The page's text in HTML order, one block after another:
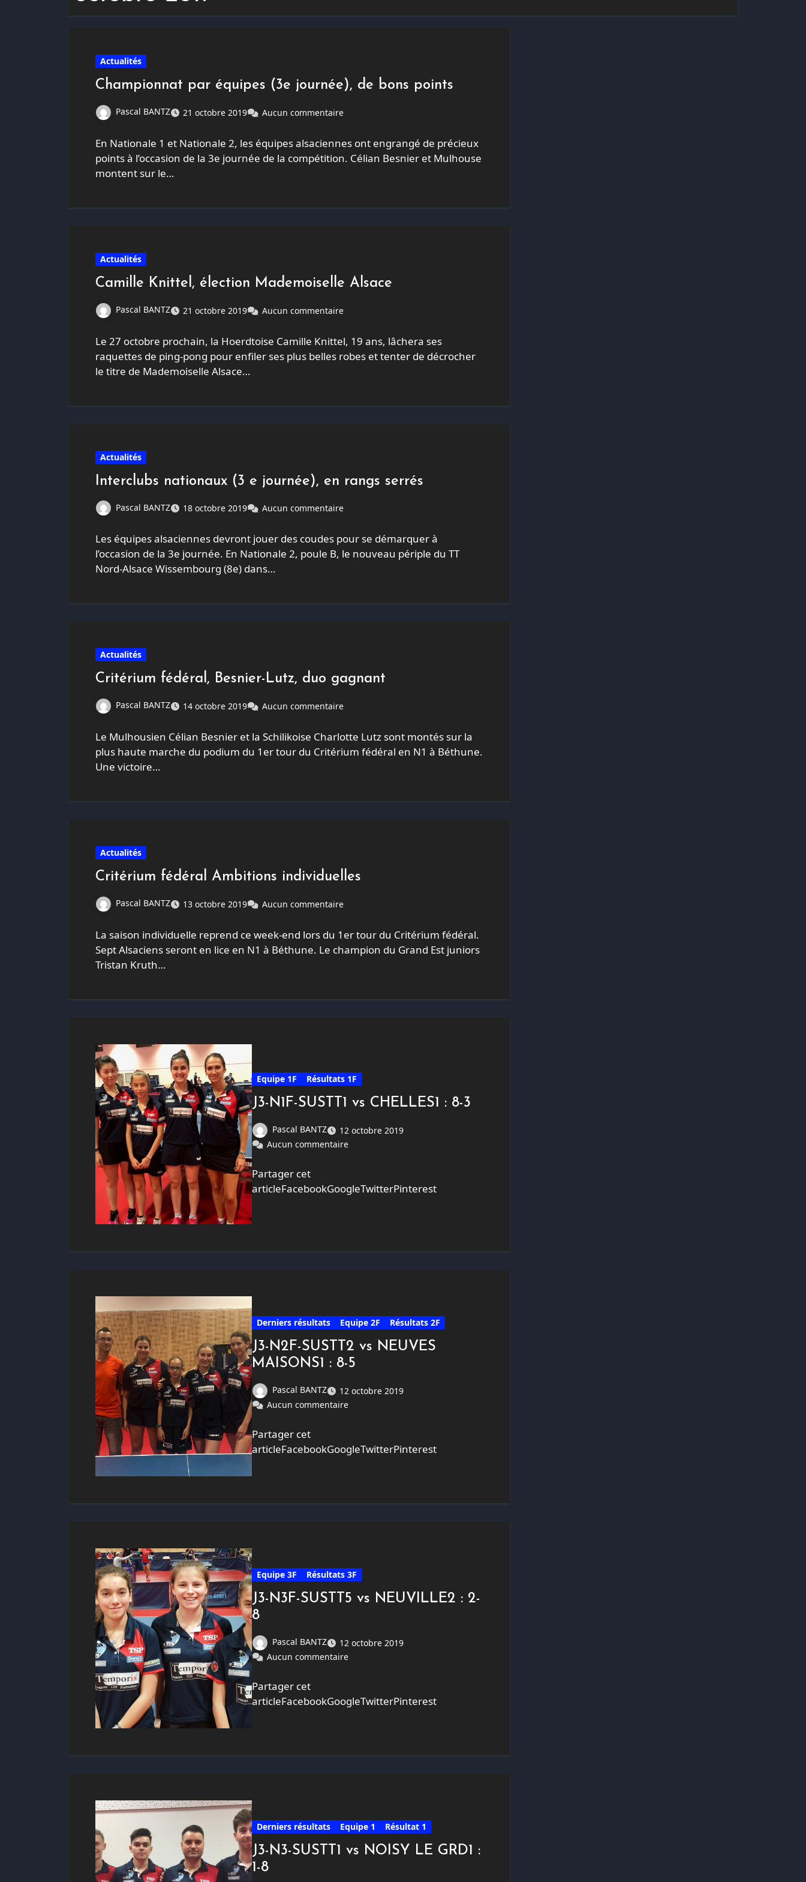
Actualités
Championnat par équipes (3e journée), de bons points
Pascal BANTZ 21 octobre 2019 Aucun commentaire
En Nationale 1 et Nationale 2, les équipes alsaciennes ont engrangé de précieux
points à l’occasion de la 3e journée de la compétition. Célian Besnier et Mulhouse
montent sur le…
Actualités
Camille Knittel, élection Mademoiselle Alsace
Pascal BANTZ 21 octobre 2019 Aucun commentaire
Le 27 octobre prochain, la Hoerdtoise Camille Knittel, 19 ans, lâchera ses
raquettes de ping-pong pour enfiler ses plus belles robes et tenter de décrocher
le titre de Mademoiselle Alsace…
Actualités
Interclubs nationaux (3 e journée), en rangs serrés
Pascal BANTZ 18 octobre 2019 Aucun commentaire
Les équipes alsaciennes devront jouer des coudes pour se démarquer à
l’occasion de la 3e journée. En Nationale 2, poule B, le nouveau périple du TT
Nord-Alsace Wissembourg (8e) dans…
Actualités
Critérium fédéral, Besnier-Lutz, duo gagnant
Pascal BANTZ 14 octobre 2019 Aucun commentaire
Le Mulhousien Célian Besnier et la Schilikoise Charlotte Lutz sont montés sur la
plus haute marche du podium du 1er tour du Critérium fédéral en N1 à Béthune.
Une victoire…
Actualités
Critérium fédéral Ambitions individuelles
Pascal BANTZ 13 octobre 2019 Aucun commentaire
La saison individuelle reprend ce week-end lors du 1er tour du Critérium fédéral.
Sept Alsaciens seront en lice en N1 à Béthune. Le champion du Grand Est juniors
Tristan Kruth…
Equipe 1F Résultats 1F
J3-N1F-SUSTT1 vs CHELLES1 : 8-3
Pascal BANTZ
12 octobre 2019
Aucun commentaire
Partager cet
articleFacebookGoogleTwitterPinterest
Derniers résultats Equipe 2F Résultats 2F
J3-N2F-SUSTT2 vs NEUVES
MAISONS1 : 8-5
Pascal BANTZ
12 octobre 2019
Aucun commentaire
Partager cet
articleFacebookGoogleTwitterPinterest
Equipe 3F Résultats 3F
J3-N3F-SUSTT5 vs NEUVILLE2 : 2-
8
Pascal BANTZ
12 octobre 2019
Aucun commentaire
Partager cet
articleFacebookGoogleTwitterPinterest
Derniers résultats Equipe 1 Résultat 1
J3-N3-SUSTT1 vs NOISY LE GRD1 :
1-8